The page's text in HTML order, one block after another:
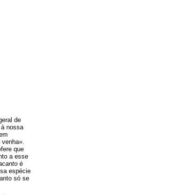
de
nossa
que
a esse
é
espécie
só se